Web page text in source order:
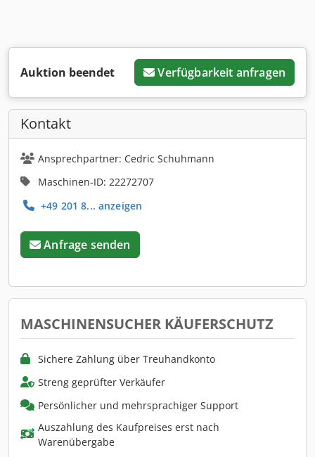
Auktion beendet Verfügbarkeit anfragen
Kontakt
Ansprechpartner: Cedric Schuhmann
Maschinen-ID: 22272707
+49 201 8... anzeigen
Anfrage senden
MASCHINENSUCHER KÄUFERSCHUTZ
Sichere Zahlung über Treuhandkonto
Streng geprüfter Verkäufer
Persönlicher und mehrsprachiger Support
Auszahlung des Kaufpreises erst nach
Warenübergabe